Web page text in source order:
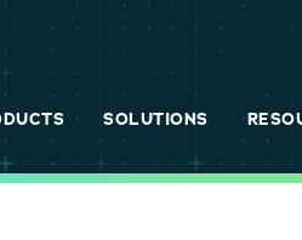
SOLUTIONS